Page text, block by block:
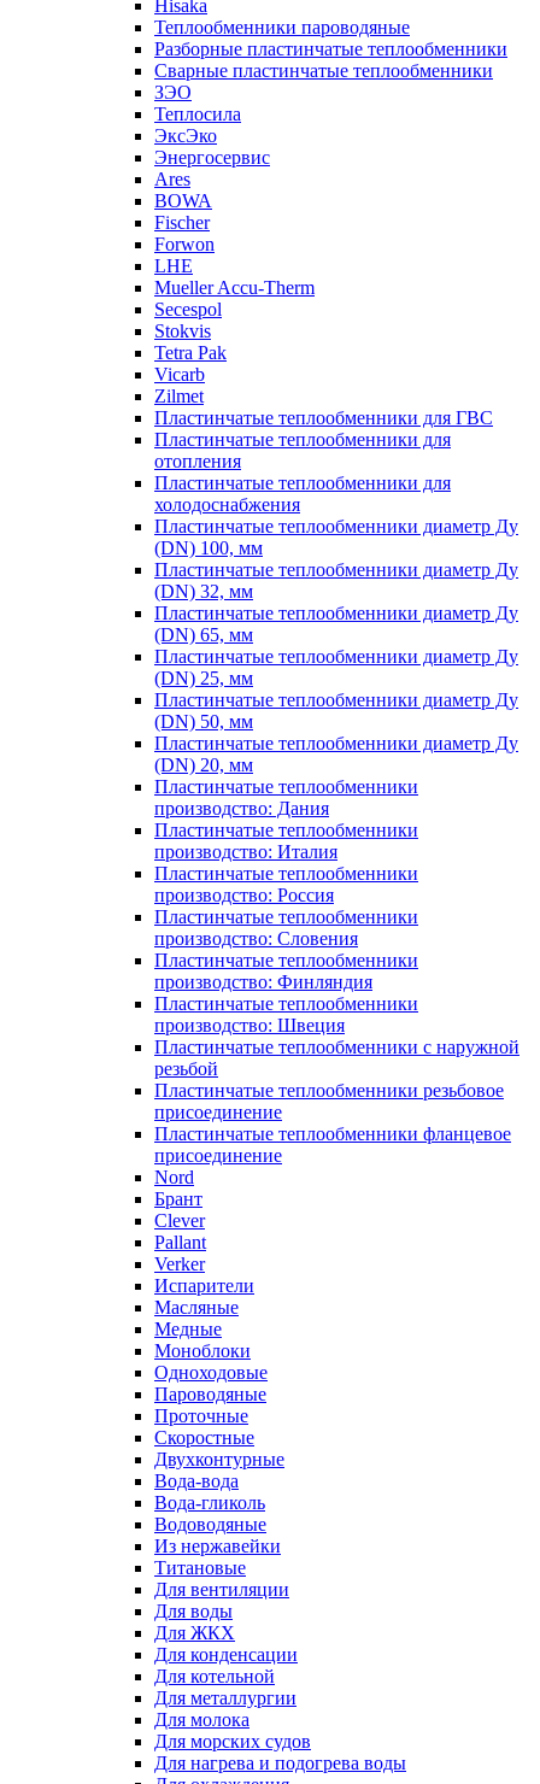
Hisaka
Теплообменники пароводяные
Разборные пластинчатые теплообменники
Сварные пластинчатые теплообменники
ЗЭО
Теплосила
ЭксЭко
Энергосервис
Ares
BOWA
Fischer
Forwon
LHE
Mueller Accu-Therm
Secespol
Stokvis
Tetra Pak
Vicarb
Zilmet
Пластинчатые теплообменники для ГВС
Пластинчатые теплообменники для
отопления
Пластинчатые теплообменники для
холодоснабжения
Пластинчатые теплообменники диаметр Ду
(DN) 100, мм
Пластинчатые теплообменники диаметр Ду
(DN) 32, мм
Пластинчатые теплообменники диаметр Ду
(DN) 65, мм
Пластинчатые теплообменники диаметр Ду
(DN) 25, мм
Пластинчатые теплообменники диаметр Ду
(DN) 50, мм
Пластинчатые теплообменники диаметр Ду
(DN) 20, мм
Пластинчатые теплообменники
производство: Дания
Пластинчатые теплообменники
производство: Италия
Пластинчатые теплообменники
производство: Россия
Пластинчатые теплообменники
производство: Словения
Пластинчатые теплообменники
производство: Финляндия
Пластинчатые теплообменники
производство: Швеция
Пластинчатые теплообменники с наружной
резьбой
Пластинчатые теплообменники резьбовое
присоединение
Пластинчатые теплообменники фланцевое
присоединение
Nord
Брант
Clever
Pallant
Verker
Испарители
Масляные
Медные
Моноблоки
Одноходовые
Пароводяные
Проточные
Скоростные
Двухконтурные
Вода-вода
Вода-гликоль
Водоводяные
Из нержавейки
Титановые
Для вентиляции
Для воды
Для ЖКХ
Для конденсации
Для котельной
Для металлургии
Для молока
Для морских судов
Для нагрева и подогрева воды